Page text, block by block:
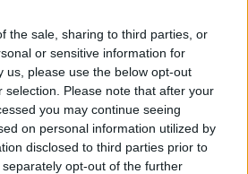
the sale, sharing to third parties, or
or sensitive information for
us, please use the below opt-out
selection. Please note that after your
you may continue seeing
on personal information utilized by
disclosed to third parties prior to
opt-out of the further
συναντά τα χρώματα και τα
στα καταπράσινα βουνά της
τον ελληνικό ήλιο και προικισμένα με
φύεται το γλυκό χαμομήλι που
και είναι γνωστό για τις ευεργετικές
στη σωματική και πνευματική